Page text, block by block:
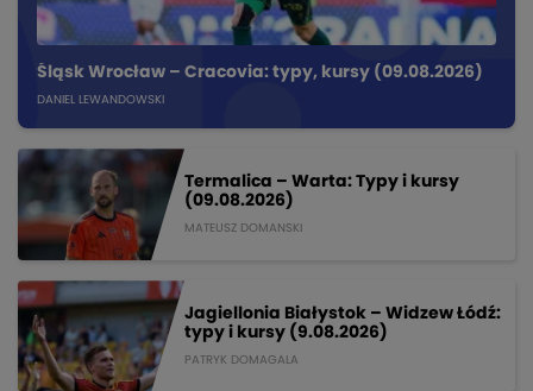
Śląsk Wrocław – Cracovia: typy, kursy (09.08.2026)
DANIEL LEWANDOWSKI
Termalica – Warta: Typy i kursy
(09.08.2026)
MATEUSZ DOMANSKI
Jagiellonia Białystok – Widzew Łódź:
typy i kursy (9.08.2026)
PATRYK DOMAGALA